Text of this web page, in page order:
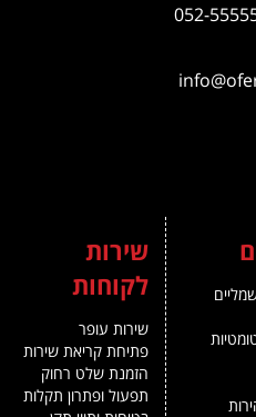
שירות
לקוחות
שירות עופר
פתיחת קריאת שירות
הזמנת שלט רחוק
תפעול ופתרון תקלות